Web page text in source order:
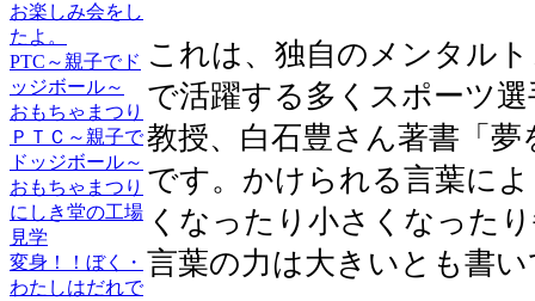
お楽しみ会をし
たよ。
PTC～親子でド
ッジボール～
おもちゃまつり
ＰＴＣ～親子で
ドッジボール～
おもちゃまつり
にしき堂の工場
見学
変身！！ぼく・
わたしはだれで
これは、独自のメンタル
で活躍する多くスポーツ
教授、白石豊さん著書「
です。かけられる言葉に
くなったり小さくなった
言葉の力は大きいとも書